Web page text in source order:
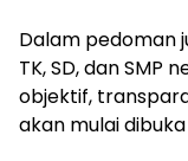
Dalam pedoman
TK, SD, dan SMP
objektif,
akan mulai